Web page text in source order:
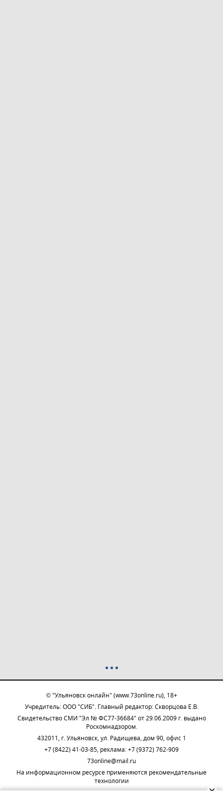
© "Ульяновск онлайн" (www.73online.ru), 18+
Учредитель: ООО "СИБ". Главный редактор: Скворцова Е.В.
Свидетельство СМИ "Эл № ФС77-36684" от 29.06.2009 г. выдано
Роскомнадзором.
432011, г. Ульяновск, ул. Радищева, дом 90, офис 1
+7 (8422) 41-03-85, реклама: +7 (9372) 762-909
73online@mail.ru
На информационном ресурсе применяются рекомендательные
технологии